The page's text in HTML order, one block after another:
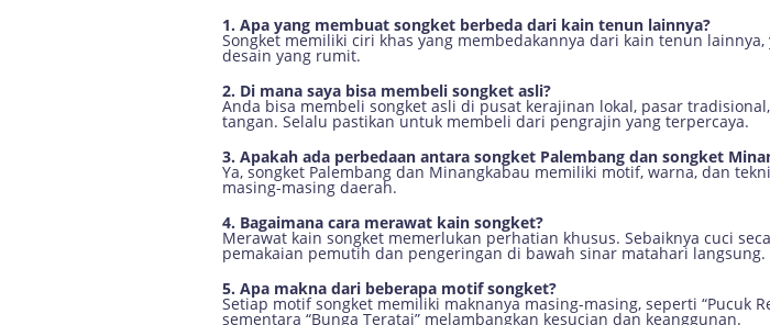
1. Apa yang membuat songket berbeda dari kain tenun lainnya?
Songket memiliki ciri khas yang membedakannya dari kain tenun
desain yang rumit.
2. Di mana saya bisa membeli songket asli?
Anda bisa membeli songket asli di pusat kerajinan lokal, pasar
tangan. Selalu pastikan untuk membeli dari pengrajin yang terpercaya.
3. Apakah ada perbedaan antara songket Palembang dan songket
Ya, songket Palembang dan Minangkabau memiliki motif, warna, dan
masing-masing daerah.
4. Bagaimana cara merawat kain songket?
Merawat kain songket memerlukan perhatian khusus. Sebaiknya cuci
pemakaian pemutih dan pengeringan di bawah sinar matahari langsung.
5. Apa makna dari beberapa motif songket?
Setiap motif songket memiliki maknanya masing-masing, seperti “Pucuk
sementara “Bunga Teratai” melambangkan kesucian dan keanggunan.